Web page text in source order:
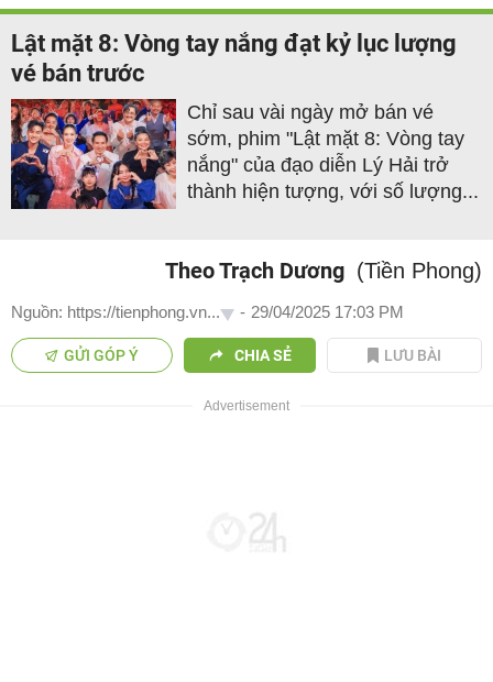
Lật mặt 8: Vòng tay nắng đạt kỷ lục lượng
vé bán trước
Chỉ sau vài ngày mở bán vé
sớm, phim "Lật mặt 8: Vòng tay
nắng" của đạo diễn Lý Hải trở
thành hiện tượng, với số lượng...
Theo Trạch Dương (Tiền Phong)
Nguồn: https://tienphong.vn... - 29/04/2025 17:03 PM
GỬI GÓP Ý CHIA SẺ LƯU BÀI